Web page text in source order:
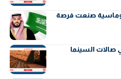
صنعت فرصة
السينما